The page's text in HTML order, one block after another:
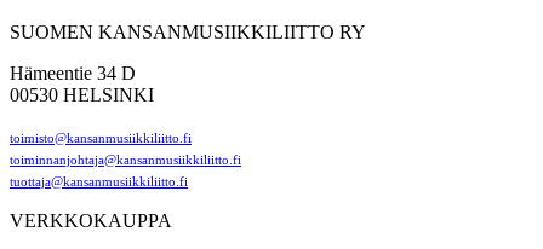
SUOMEN KANSANMUSIIKKILIITTO RY
Hämeentie 34 D
00530 HELSINKI
toimisto@kansanmusiikkiliitto.fi
toiminnanjohtaja@kansanmusiikkiliitto.fi
tuottaja@kansanmusiikkiliitto.fi
VERKKOKAUPPA